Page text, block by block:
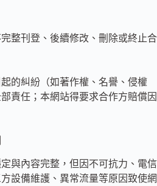
整刊登、後續修改、刪除或終止合
的糾紛（如著作權、名譽、侵權
責任；本網站得要求合作方賠償因
與內容完整，但因不可抗力、電信
設備維護、異常流量等原因致使網